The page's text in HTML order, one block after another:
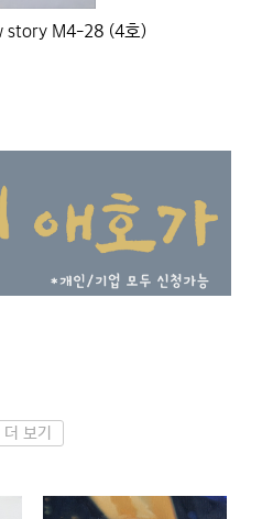
story M4-28 (4호)
더 보기